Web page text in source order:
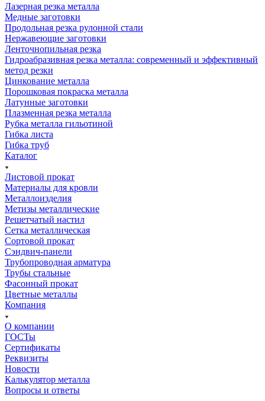
Лазерная резка металла
Медные заготовки
Продольная резка рулонной стали
Нержавеющие заготовки
Ленточнопильная резка
Гидроабразивная резка металла: современный и эффективный
метод резки
Цинкование металла
Порошковая покраска металла
Латунные заготовки
Плазменная резка металла
Рубка металла гильотиной
Гибка листа
Гибка труб
Каталог
Листовой прокат
Материалы для кровли
Металлоизделия
Метизы металлические
Решетчатый настил
Сетка металлическая
Сортовой прокат
Сэндвич-панели
Трубопроводная арматура
Трубы стальные
Фасонный прокат
Цветные металлы
Компания
О компании
ГОСТы
Сертификаты
Реквизиты
Новости
Калькулятор металла
Вопросы и ответы